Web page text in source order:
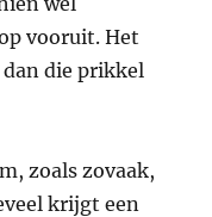
vooruit. Het
die prikkel
zoals zovaak,
krijgt een